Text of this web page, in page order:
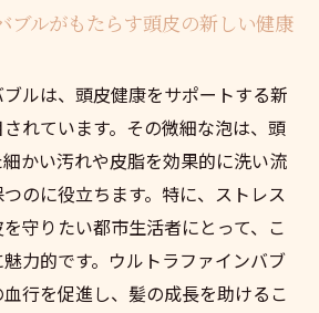
ブルがもたらす頭皮の新しい健康
ルは、頭皮健康をサポートする新
れています。その微細な泡は、頭
かい汚れや皮脂を効果的に洗い流
のに役立ちます。特に、ストレス
守りたい都市生活者にとって、こ
力的です。ウルトラファインバブ
行を促進し、髪の成長を助けるこ